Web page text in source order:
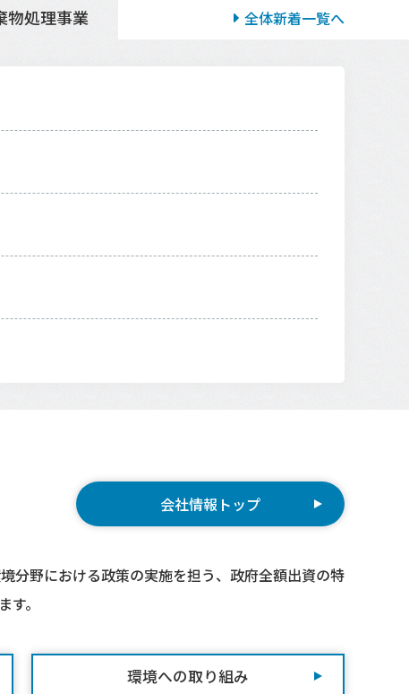
物処理事業 全体新着一覧へ
会社情報トップ
分野における政策の実施を担う、政府全額出資の特
。
環境への取り組み